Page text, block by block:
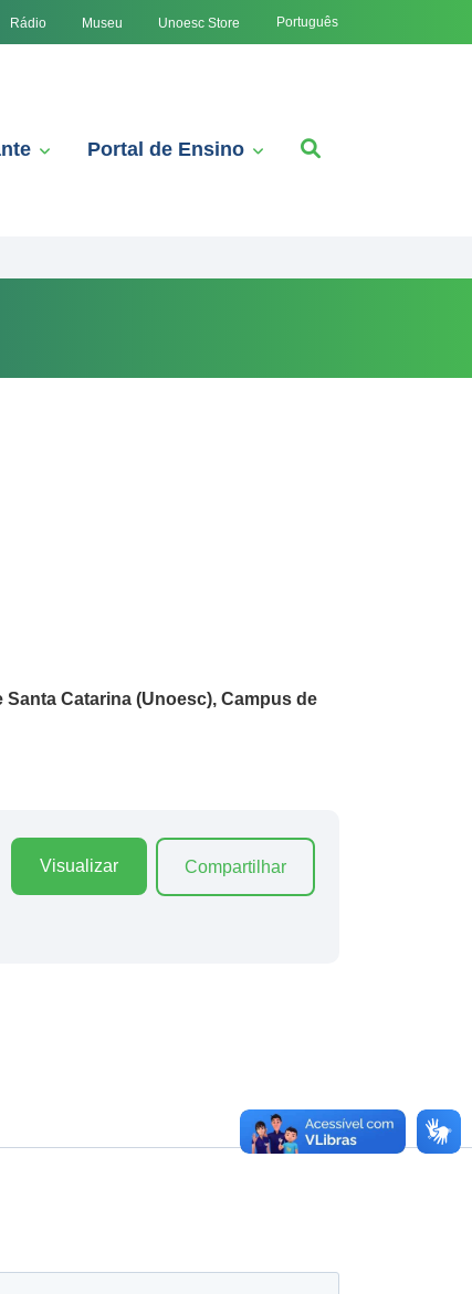
Rádio Museu Unoesc Store Português
Portal de Ensino
Santa Catarina (Unoesc), Campus de
Visualizar Compartilhar